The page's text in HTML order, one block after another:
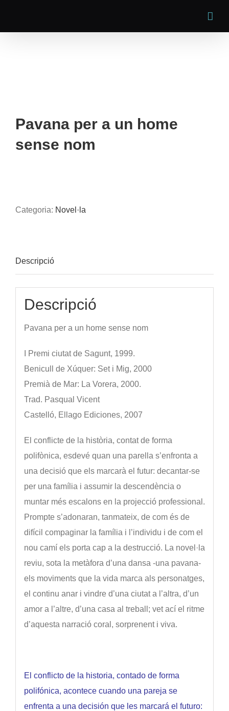
Pavana per a un home
sense nom
Categoria: Novel·la
Descripció
Descripció
Pavana per a un home sense nom
I Premi ciutat de Sagunt, 1999.
Benicull de Xúquer: Set i Mig, 2000
Premià de Mar: La Vorera, 2000.
Trad. Pasqual Vicent
Castelló, Ellago Ediciones, 2007
El conflicte de la història, contat de forma
polifònica, esdevé quan una parella s’enfronta a
una decisió que els marcarà el futur: decantar-se
per una família i assumir la descendència o
muntar més escalons en la projecció professional.
Prompte s’adonaran, tanmateix, de com és de
difícil compaginar la família i l’individu i de com el
nou camí els porta cap a la destrucció. La novel·la
reviu, sota la metàfora d’una dansa -una pavana-
els moviments que la vida marca als personatges,
el continu anar i vindre d’una ciutat a l’altra, d’un
amor a l’altre, d’una casa al treball; vet ací el ritme
d’aquesta narració coral, sorprenent i viva.
El conflicto de la historia, contado de forma
polifónica, acontece cuando una pareja se
enfrenta a una decisión que les marcará el futuro: